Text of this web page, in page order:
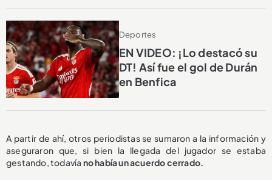
Deportes
EN VIDEO: ¡Lo destacó su
DT! Así fue el gol de Durán
en Benfica
A partir de ahí, otros periodistas se sumaron a la información y
aseguraron que, si bien la llegada del jugador se estaba
gestando, todavía no había un acuerdo cerrado.